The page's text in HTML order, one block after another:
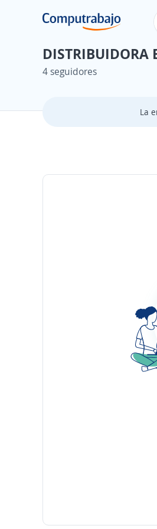
DISTRIBUIDORA
4 seguidores
La